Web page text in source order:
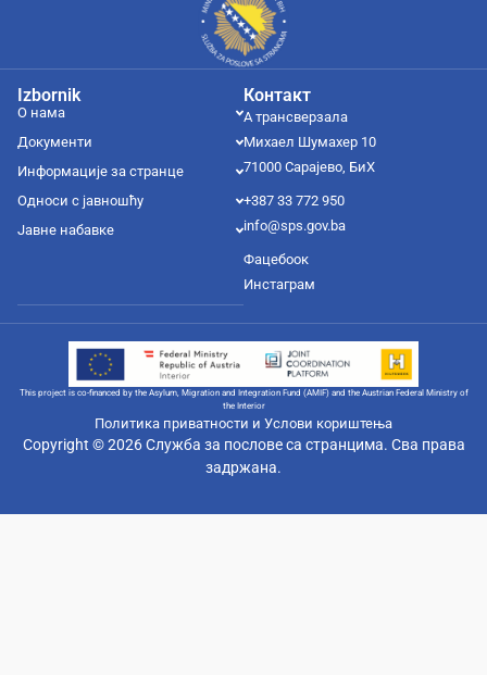
Контакт
А трансверзала
Михаел Шумахер 10
71000 Сарајево, БиХ
+387 33 772 950
info@sps.gov.ba
Фацебоок
Инстаграм
Izbornik
О нама
Документи
Информације за странце
Односи с јавношћу
Јавне набавке
Политика приватности и Услови кориштења
Copyright © 2026 Служба за послове са странцима. Сва права
задржана.
This project is co-financed by the Asylum, Migration and Integration Fund (AMIF) and the Austrian Federal Ministry of
the Interior